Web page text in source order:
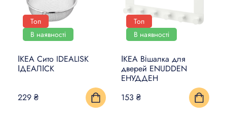
Топ
В наявності
ІКЕА Сито IDEALISK
ІДЕАЛІСК
229 ₴
Топ
В наявності
ІКЕА Вішалка для
дверей ENUDDEN
ЕНУДДЕН
153 ₴